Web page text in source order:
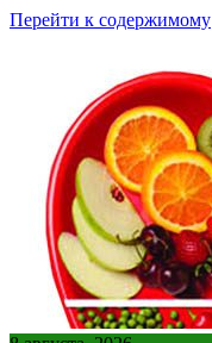
Перейти к содержимому